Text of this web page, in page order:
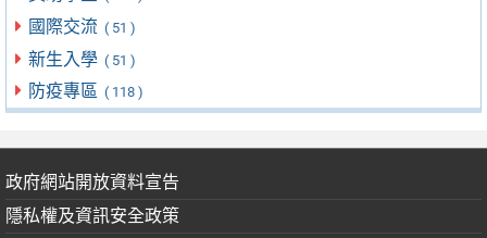
國際交流 ( 51 )
新生入學 ( 51 )
防疫專區 ( 118 )
政府網站開放資料宣告
隱私權及資訊安全政策